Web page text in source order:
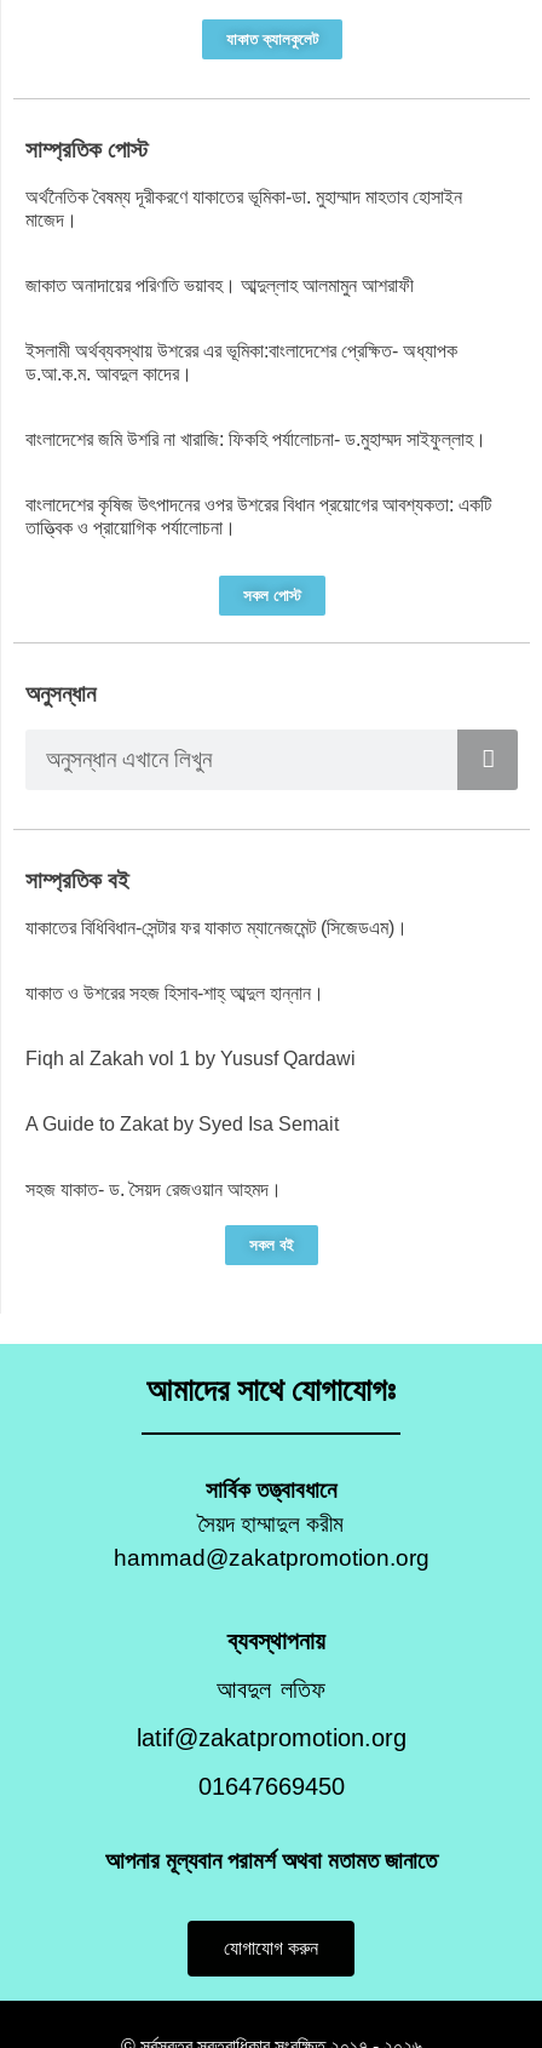
যাকাত ক্যালকুলেট
সাম্প্রতিক পোস্ট
অর্থনৈতিক বৈষম্য দূরীকরণে যাকাতের ভূমিকা-ডা. মুহাম্মাদ মাহতাব হোসাইন
মাজেদ।
জাকাত অনাদায়ের পরিণতি ভয়াবহ। আব্দুল্লাহ আলমামুন আশরাফী
ইসলামী অর্থব্যবস্থায় উশরের এর ভূমিকা:বাংলাদেশের প্রেক্ষিত- অধ্যাপক
ড.আ.ক.ম. আবদুল কাদের।
বাংলাদেশের জমি উশরি না খারাজি: ফিকহি পর্যালোচনা- ড.মুহাম্মদ সাইফুল্লাহ।
বাংলাদেশের কৃষিজ উৎপাদনের ওপর উশরের বিধান প্রয়োগের আবশ্যকতা: একটি
তাত্ত্বিক ও প্রায়োগিক পর্যালোচনা।
সকল পোস্ট
অনুসন্ধান
সাম্প্রতিক বই
যাকাতের বিধিবিধান-সেন্টার ফর যাকাত ম্যানেজমেন্ট (সিজেডএম)।
যাকাত ও উশরের সহজ হিসাব-শাহ্ আব্দুল হান্নান।
Fiqh al Zakah vol 1 by Yususf Qardawi
A Guide to Zakat by Syed Isa Semait
সহজ যাকাত- ড. সৈয়দ রেজওয়ান আহমদ।
সকল বই
আমাদের সাথে যোগাযোগঃ
সার্বিক তত্ত্বাবধানে
সৈয়দ হাম্মাদুল করীম
hammad@zakatpromotion.org
ব্যবস্থাপনায়
আবদুল লতিফ
latif@zakatpromotion.org
01647669450
আপনার মূল্যবান পরামর্শ অথবা মতামত জানাতে
যোগাযোগ করুন